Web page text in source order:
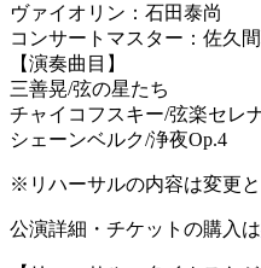
ヴァイオリン：石田泰尚
コンサートマスター：佐久
【演奏曲目】
三善晃/弦の星たち
チャイコフスキー/弦楽セレ
シェーンベルク/浄夜Op.4
※リハーサルの内容は変更と
公演詳細・チケットの購入は